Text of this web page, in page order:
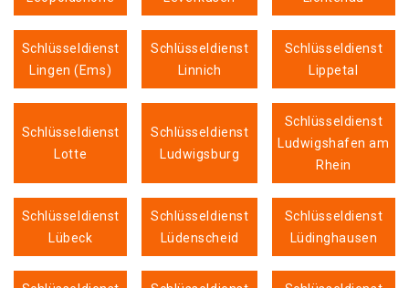
Schlüsseldienst
Lingen (Ems)
Schlüsseldienst
Linnich
Schlüsseldienst
Lippetal
Schlüsseldienst
Lotte
Schlüsseldienst
Ludwigsburg
Schlüsseldienst
Ludwigshafen am
Rhein
Schlüsseldienst
Lübeck
Schlüsseldienst
Lüdenscheid
Schlüsseldienst
Lüdinghausen